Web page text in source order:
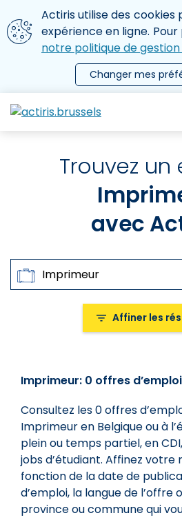
Aller au contenu principal
Nous utilisons des cookies
Actiris utilise des
expérience en ligne.
notre politique de
Changer mes
le menu
Trouvez un
avec
Rechercher par
Affiner les
Types d'offres
Types d'offres
Régions, province, commune, ...
Régions, province,
Imprimeur: 0 offres
Consultez les 0 offres
Imprimeur en Belgique ou à
plein ou temps partiel, en
jobs d’étudiant. Affinez
fonction de la date de
d’emploi, la langue de l’offre
province ou commune qui